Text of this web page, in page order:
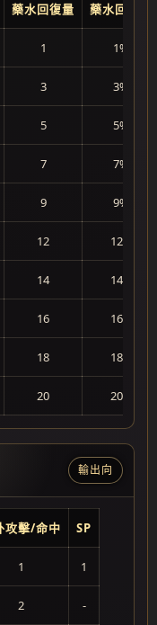
藥水回復量 藥水回復率
1 1%
3 3%
5 5%
7 7%
9 9%
12 12%
14 14%
16 16%
18 18%
20 20%
輸出向
攻擊/命中 SP
1 1
2 -